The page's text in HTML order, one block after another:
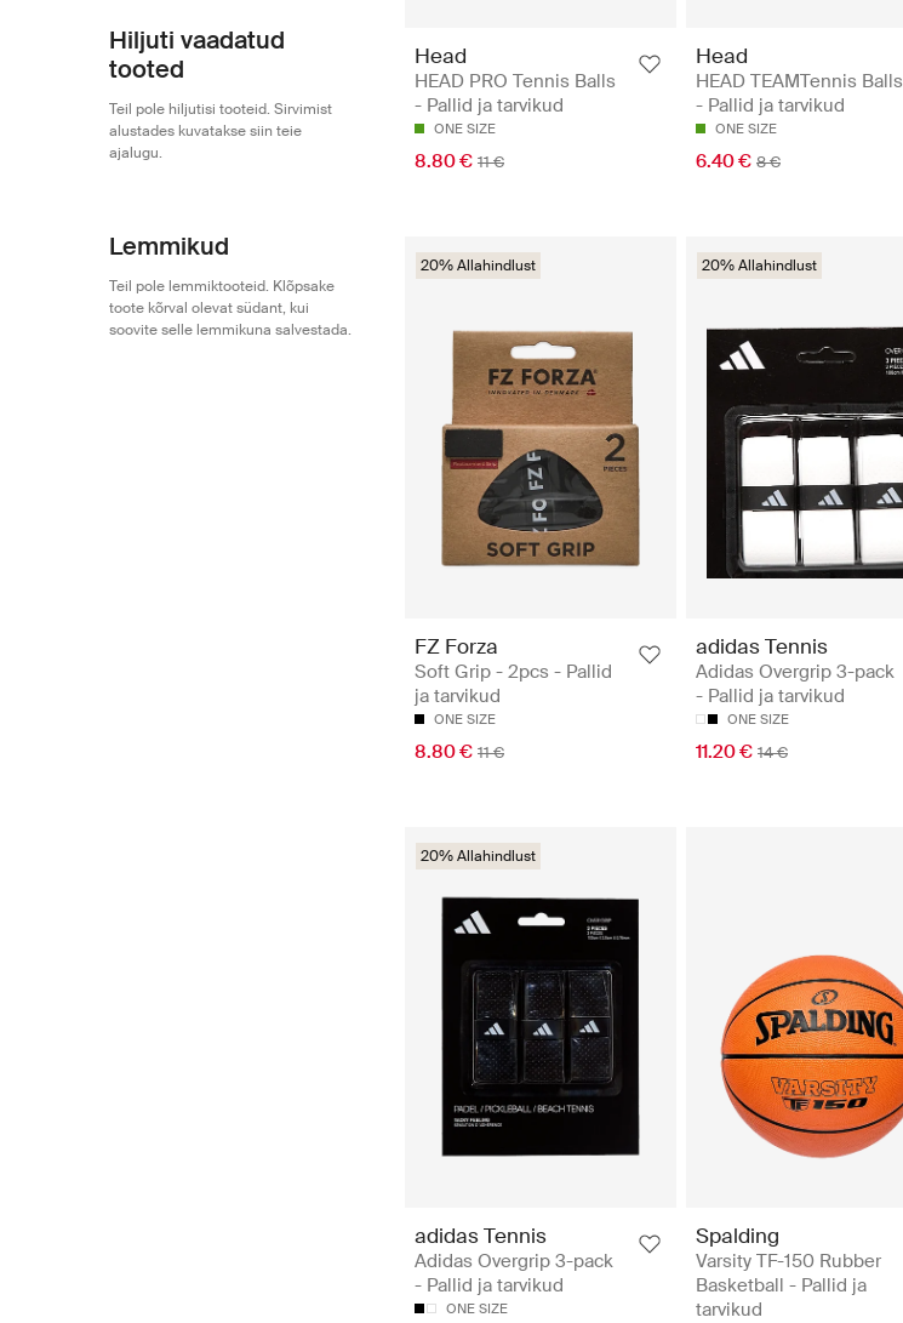
Hiljuti vaadatud
tooted
Teil pole hiljutisi tooteid. Sirvimist
alustades kuvatakse siin teie
ajalugu.
Lemmikud
Teil pole lemmiktooteid. Klõpsake
toote kõrval olevat südant, kui
soovite selle lemmikuna salvestada.
Head
HEAD PRO Tennis Balls
- Pallid ja tarvikud
ONE SIZE
8.80 € 11 €
Head
HEAD TEAMTennis Balls
- Pallid ja tarvikud
ONE SIZE
6.40 € 8 €
20% Allahindlust
FZ Forza
Soft Grip - 2pcs - Pallid
ja tarvikud
ONE SIZE
8.80 € 11 €
20% Allahindlust
adidas Tennis
Adidas Overgrip 3-pack
- Pallid ja tarvikud
ONE SIZE
11.20 € 14 €
20% Allahindlust
adidas Tennis
Adidas Overgrip 3-pack
- Pallid ja tarvikud
ONE SIZE
Spalding
Varsity TF-150 Rubber
Basketball - Pallid ja
tarvikud